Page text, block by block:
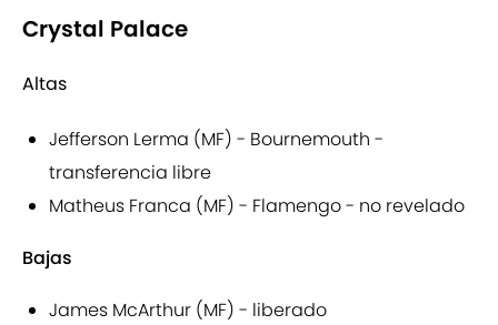
Crystal Palace
Altas
Jefferson Lerma (MF) - Bournemouth -
transferencia libre
Matheus Franca (MF) - Flamengo - no revelado
Bajas
James McArthur (MF) - liberado